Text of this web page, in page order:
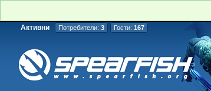
Активни Потребители: 3 Гости: 167